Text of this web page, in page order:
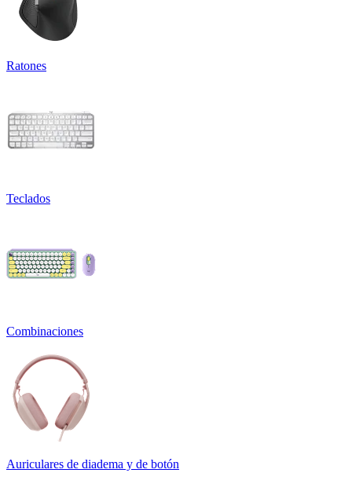
Ratones
Teclados
Combinaciones
Auriculares de diadema y de botón